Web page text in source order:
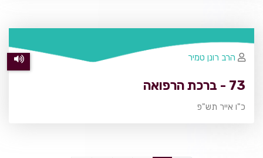
73 - ברכת הרפואה
כ"ו אייר תש"פ
הרב רונן טמיר